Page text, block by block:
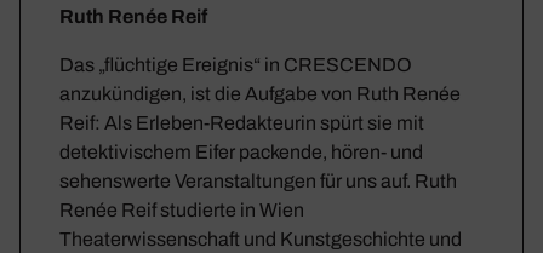
Ruth Renée Reif
Das „flüchtige Ereignis“ in CRESCENDO
anzukündigen, ist die Aufgabe von Ruth Renée
Reif: Als Erleben-Redakteurin spürt sie mit
detektivischem Eifer packende, hören- und
sehenswerte Veranstaltungen für uns auf. Ruth
Renée Reif studierte in Wien
Theaterwissenschaft und Kunstgeschichte und